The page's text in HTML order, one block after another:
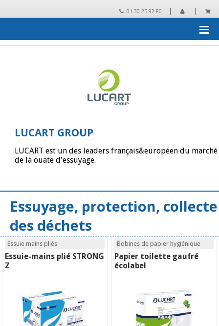
01 30 25 92 80 | |
LUCART GROUP
LUCART est un des leaders français&européen du marché
de la ouate d'essuyage.
Essuyage, protection, collecte
des déchets
Essuie mains pliés
Essuie-mains plié STRONG
Z
Bobines de papier hygiénique
Papier toilette gaufré
écolabel